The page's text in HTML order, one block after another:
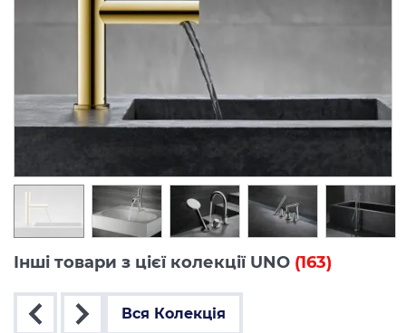
Інші товари з цієї колекції UNO (163)
Вся Колекція